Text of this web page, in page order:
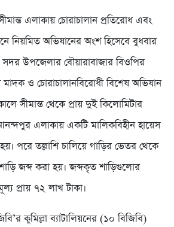
এলাকায় চোরাচালান প্রতিরোধ এবং
নিয়মিত অভিযানের অংশ হিসেবে বুধবার
উপজেলার বৌয়ারাবাজার বিওপির
ও চোরাচালানবিরোধী বিশেষ অভিযান
সীমান্ত থেকে প্রায় দুই কিলোমিটার
এলাকায় একটি মালিকবিহীন হায়েস
পরে তল্লাশি চালিয়ে গাড়ির ভেতর থেকে
জব্দ করা হয়। জব্দকৃত শাড়িগুলোর
প্রায় ৭২ লাখ টাকা।
কুমিল্লা ব্যাটালিয়নের (১০ বিজিবি)